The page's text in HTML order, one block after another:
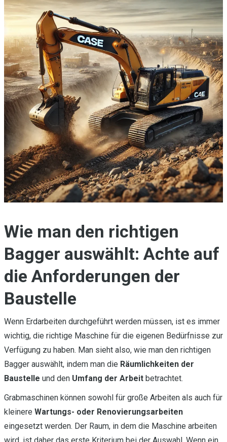
Wie man den richtigen
Bagger auswählt: Achte auf
die Anforderungen der
Baustelle
Wenn Erdarbeiten durchgeführt werden müssen, ist es immer
wichtig, die richtige Maschine für die eigenen Bedürfnisse zur
Verfügung zu haben. Man sieht also, wie man den richtigen
Bagger auswählt, indem man die Räumlichkeiten der
Baustelle und den Umfang der Arbeit betrachtet.
Grabmaschinen können sowohl für große Arbeiten als auch für
kleinere Wartungs- oder Renovierungsarbeiten
eingesetzt werden. Der Raum, in dem die Maschine arbeiten
wird, ist daher das erste Kriterium bei der Auswahl. Wenn ein